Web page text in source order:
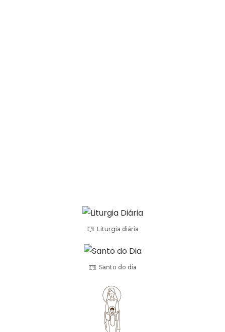
Liturgia diária
Santo do dia